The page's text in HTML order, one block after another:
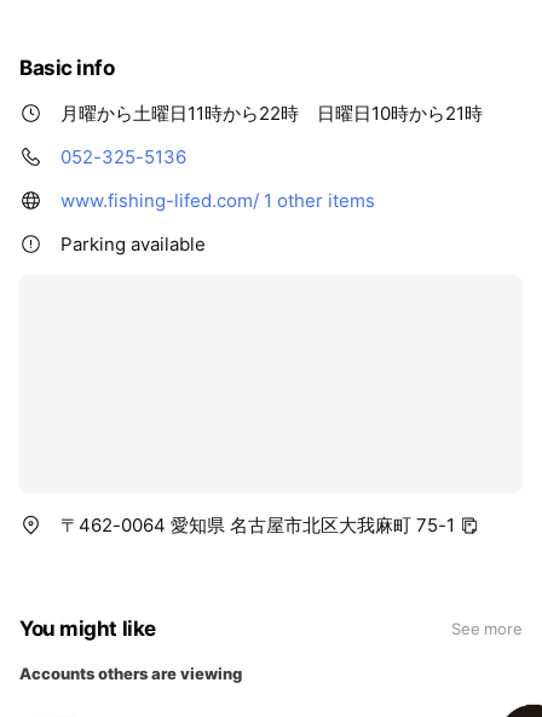
Basic info
月曜から土曜日11時から22時 日曜日10時から21時
052-325-5136
www.fishing-lifed.com/ 1 other items
Parking available
〒462-0064 愛知県 名古屋市北区大我麻町 75-1
You might like See more
Accounts others are viewing